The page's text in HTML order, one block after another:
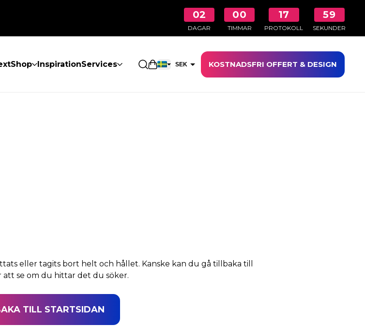
02
DAGAR
00
TIMMAR
17
PROTOKOLL
58
SEKUNDER
Shop InspirationServices Öppna kundkorgen
SEK KOSTNADSFRI OFFERT & DESIGN
eller tagits bort helt och hållet. Kanske kan du gå tillbaka till
att se om du hittar det du söker.
TILL STARTSIDAN